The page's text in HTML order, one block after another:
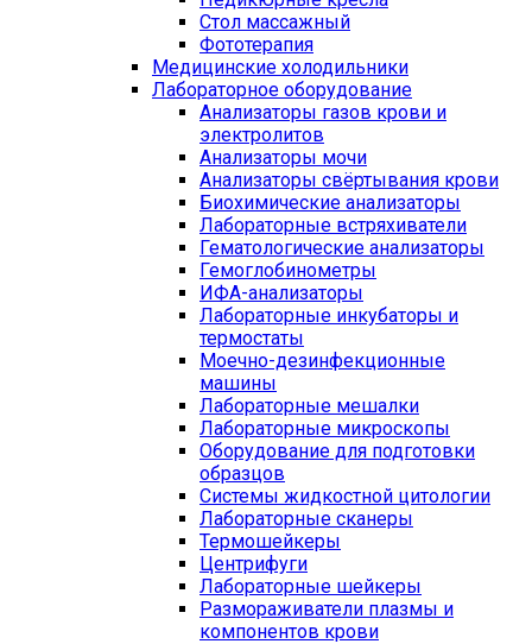
Стол массажный
Фототерапия
Медицинские холодильники
Лабораторное оборудование
Анализаторы газов крови и
электролитов
Анализаторы мочи
Анализаторы свёртывания крови
Биохимические анализаторы
Лабораторные встряхиватели
Гематологические анализаторы
Гемоглобинометры
ИФА-анализаторы
Лабораторные инкубаторы и
термостаты
Моечно-дезинфекционные
машины
Лабораторные мешалки
Лабораторные микроскопы
Оборудование для подготовки
образцов
Системы жидкостной цитологии
Лабораторные сканеры
Термошейкеры
Центрифуги
Лабораторные шейкеры
Размораживатели плазмы и
компонентов крови